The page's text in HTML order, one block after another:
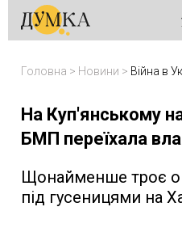
Головна > Новини > Війна в
На Куп'янському
БМП переїхала
Щонайменше троє
під гусеницями на